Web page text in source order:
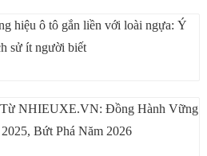
hiệu ô tô gắn liền với loài ngựa: Ý
sử ít người biết
NHIEUXE.VN: Đồng Hành Vững
Bứt Phá Năm 2026